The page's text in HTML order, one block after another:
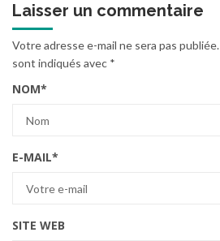
Laisser un commentaire
Votre adresse e-mail ne sera pas publiée.
sont indiqués avec *
NOM*
E-MAIL*
SITE WEB